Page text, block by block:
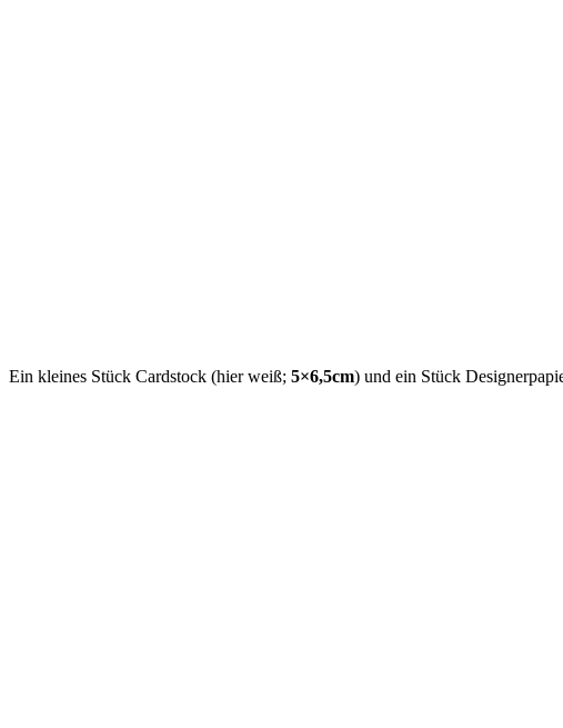
Ein kleines Stück Cardstock (hier weiß; 5×6,5cm) und ein Stück